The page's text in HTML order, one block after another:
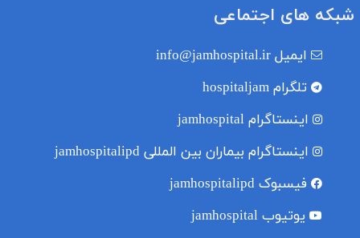
شبکه های اجتماعی
ایمیل info@jamhospital.ir
تلگرام hospitaljam
اینستاگرام jamhospital
اینستاگرام بیماران بین المللی jamhospitalipd
فیسبوک jamhospitalipd
یوتیوب jamhospital